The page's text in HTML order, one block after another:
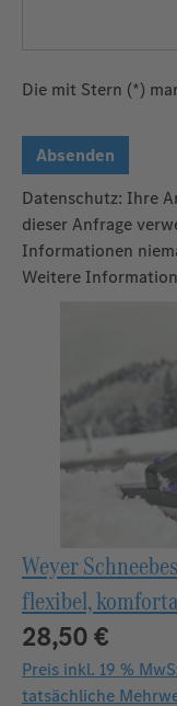
Die mit Stern (*)
Absenden
Datenschutz: Ihre
dieser Anfrage
Informationen
Weitere
Weyer
flexibel,
28,50 €
Preis inkl. 19 %
tatsächliche